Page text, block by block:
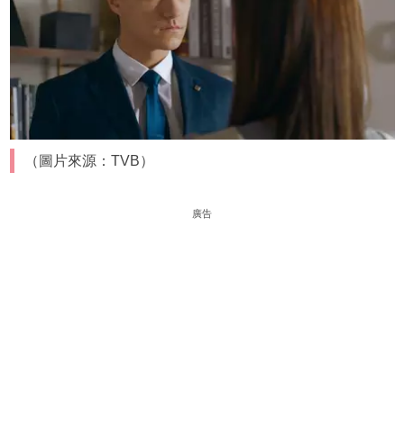
（圖片來源：TVB）
廣告